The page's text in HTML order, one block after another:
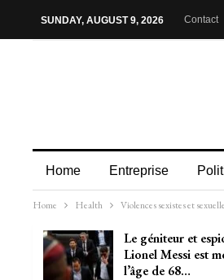
SUNDAY, AUGUST 9, 2026 Contact
Home Entreprise
Home Health Violences sexistes et
Le géniteur et
Lionel Messi est
l’âge de 68…